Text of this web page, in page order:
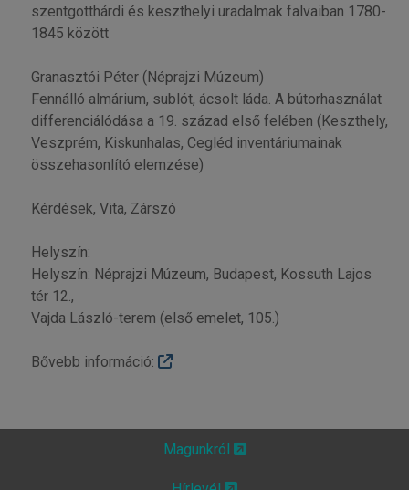
szentgotthárdi és keszthelyi uradalmak falvaiban 1780-
1845 között
Granasztói Péter (Néprajzi Múzeum)
Fennálló almárium, sublót, ácsolt láda. A bútorhasználat
differenciálódása a 19. század első felében (Keszthely,
Veszprém, Kiskunhalas, Cegléd inventáriumainak
összehasonlító elemzése)
Kérdések, Vita, Zárszó
Helyszín:
Helyszín: Néprajzi Múzeum, Budapest, Kossuth Lajos
tér 12.,
Vajda László-terem (első emelet, 105.)
Bővebb információ:
Magunkról